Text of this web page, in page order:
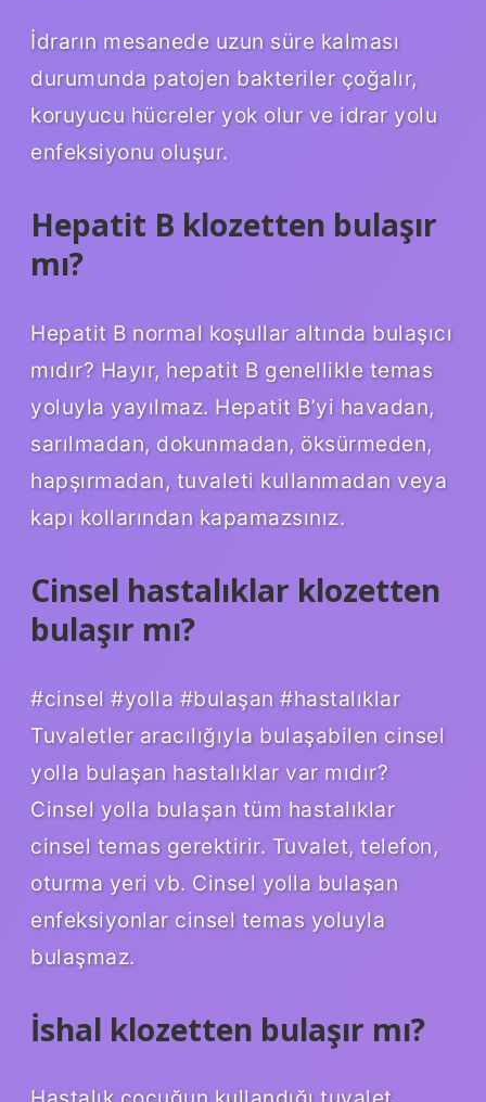
İdrarın mesanede uzun süre kalması
durumunda patojen bakteriler çoğalır,
koruyucu hücreler yok olur ve idrar yolu
enfeksiyonu oluşur.
Hepatit B klozetten bulaşır
mı?
Hepatit B normal koşullar altında bulaşıcı
mıdır? Hayır, hepatit B genellikle temas
yoluyla yayılmaz. Hepatit B’yi havadan,
sarılmadan, dokunmadan, öksürmeden,
hapşırmadan, tuvaleti kullanmadan veya
kapı kollarından kapamazsınız.
Cinsel hastalıklar klozetten
bulaşır mı?
#cinsel #yolla #bulaşan #hastalıklar
Tuvaletler aracılığıyla bulaşabilen cinsel
yolla bulaşan hastalıklar var mıdır?
Cinsel yolla bulaşan tüm hastalıklar
cinsel temas gerektirir. Tuvalet, telefon,
oturma yeri vb. Cinsel yolla bulaşan
enfeksiyonlar cinsel temas yoluyla
bulaşmaz.
İshal klozetten bulaşır mı?